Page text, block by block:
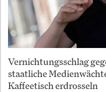
Vernichtungsschlag
staatliche
Kaffeetisch erdrosseln